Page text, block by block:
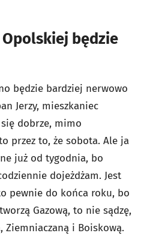
będzie
będzie bardziej nerwowo
Jerzy, mieszkaniec
się dobrze, mimo
przez to, że sobota. Ale ja
już od tygodnia, bo
dojeżdżam. Jest
pewnie do końca roku, bo
Gazową, to nie sądzę,
Ziemniaczaną i Boiskową.